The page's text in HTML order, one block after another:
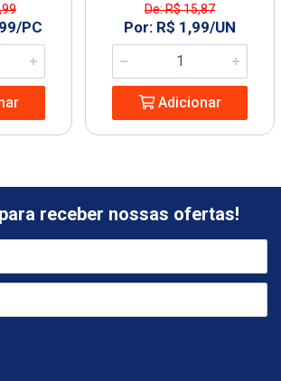
PC
De: R$ 15,87
Por: R$ 1,99/UN
Adicionar
receber nossas ofertas!